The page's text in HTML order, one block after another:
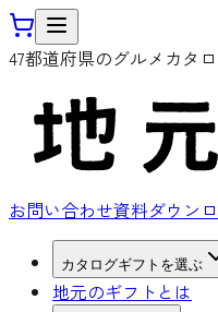
47都道府県のグルメカタ
お問い合わせ資料ダウン
カタログギフトを選ぶ
地元のギフトとは